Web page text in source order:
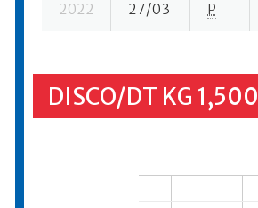
2022 27/03 P
DISCO/DT KG 1,500